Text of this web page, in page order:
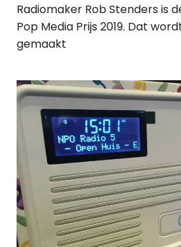
Radiomaker Rob Stenders is
Pop Media Prijs 2019. Dat
gemaakt